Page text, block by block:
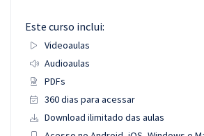
Este curso inclui:
Videoaulas
Audioaulas
PDFs
360 dias para acessar
Download ilimitado das aulas